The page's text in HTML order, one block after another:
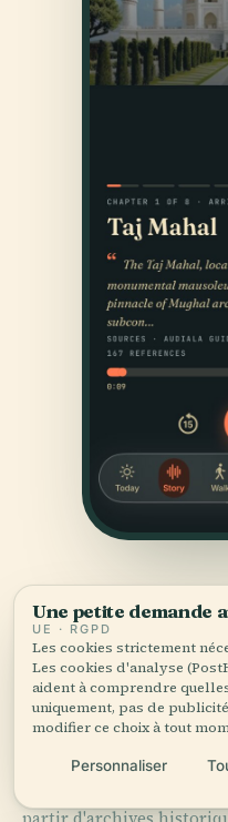
SOURCES
Vérifié,et
Recherché et rédigé
Une petite demande
UE · RGPD
Les cookies strictement
Les cookies d'analyse
aident à comprendre
uniquement, pas de
modifier ce choix à tout
Personnaliser